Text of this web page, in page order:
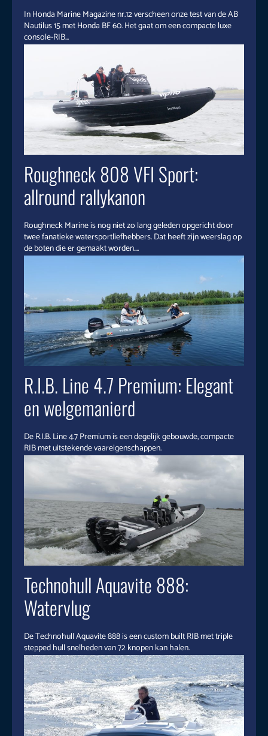
In Honda Marine Magazine nr.12 verscheen onze test van de AB
Nautilus 15 met Honda BF 60. Het gaat om een compacte luxe
console-RIB...
Roughneck 808 VFI Sport:
allround rallykanon
Roughneck Marine is nog niet zo lang geleden opgericht door
twee fanatieke watersportliefhebbers. Dat heeft zijn weerslag op
de boten die er gemaakt worden....
R.I.B. Line 4.7 Premium: Elegant
en welgemanierd
De R.I.B. Line 4.7 Premium is een degelijk gebouwde, compacte
RIB met uitstekende vaareigenschappen.
Technohull Aquavite 888:
Watervlug
De Technohull Aquavite 888 is een custom built RIB met triple
stepped hull snelheden van 72 knopen kan halen.